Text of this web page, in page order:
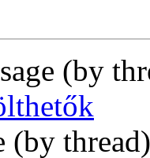
(by
(by